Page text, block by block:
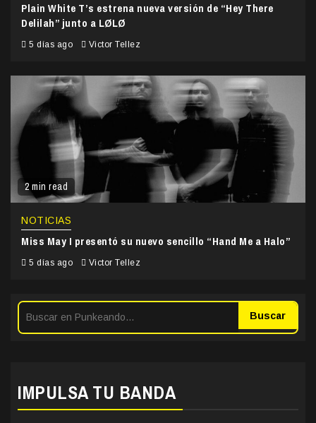
Plain White T’s estrena nueva versión de “Hey There
Delilah” junto a LØLØ
5 días ago Victor Tellez
2 min read
NOTICIAS
Miss May I presentó su nuevo sencillo “Hand Me a Halo”
5 días ago Victor Tellez
Buscar
IMPULSA TU BANDA